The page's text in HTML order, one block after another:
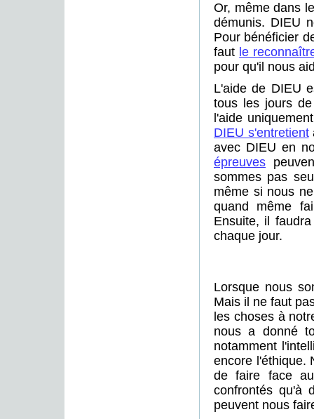
Or, même dans
démunis. DIEU
Pour bénéficier
faut le
pour qu'il nous
L'aide de DIEU
tous les jours
l'aide
DIEU s'entretient
avec DIEU en
épreuves
sommes pas
même si nous
quand même
Ensuite, il
chaque jour.
Lorsque nous
Mais il ne faut
les choses à
nous a donné
notamment
encore l'éthique.
de faire face
confrontés qu'à
peuvent nous